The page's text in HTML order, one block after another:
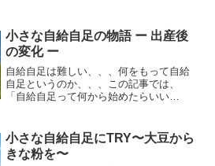
小さな自給自足の物語 ー 出産後
の変化 ー
自給自足は難しい、、、何をもって自給
自足というのか、、、この記事では、
「自給自足って何から始めたらいい
回は、子どもを授かったあとに“自給自足
との向き合い方”が変化してい...
小さな自給自足にTRY〜大豆から
きな粉を〜